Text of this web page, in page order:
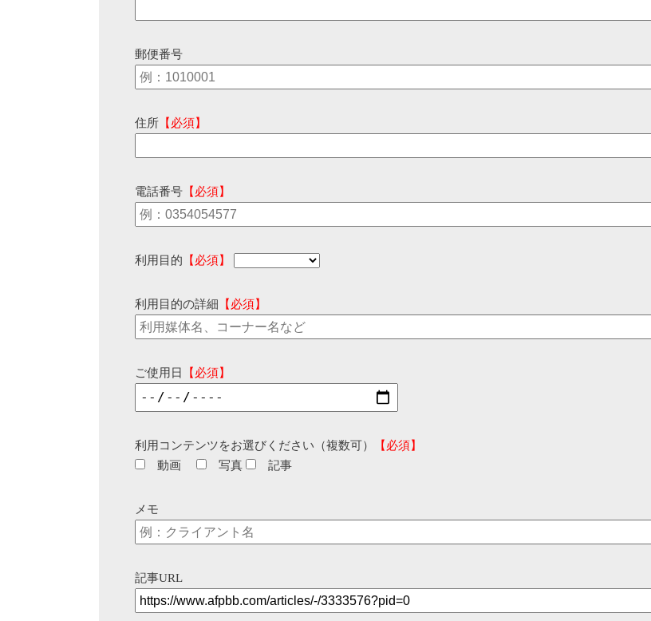
郵便番号
住所 【必須】
電話番号 【必須】
利用目的 【必須】
利用目的の詳細 【必須】
ご使用日 【必須】
利用コンテンツをお選びください（複数可）
【必須】
動画
写真 記事
メモ
記事URL